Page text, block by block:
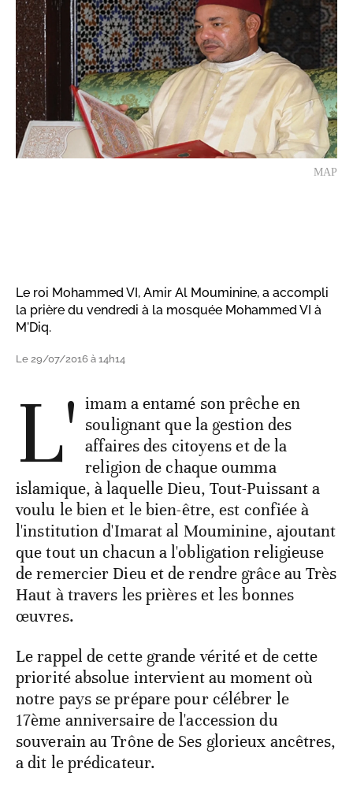
MAP
Le roi Mohammed VI, Amir Al Mouminine, a accompli
la prière du vendredi à la mosquée Mohammed VI à
M'Diq.
Le 29/07/2016 à 14h14
L' imam a entamé son prêche en
soulignant que la gestion des
affaires des citoyens et de la
religion de chaque oumma
islamique, à laquelle Dieu, Tout-Puissant a
voulu le bien et le bien-être, est confiée à
l'institution d'Imarat al Mouminine, ajoutant
que tout un chacun a l'obligation religieuse
de remercier Dieu et de rendre grâce au Très
Haut à travers les prières et les bonnes
œuvres.
Le rappel de cette grande vérité et de cette
priorité absolue intervient au moment où
notre pays se prépare pour célébrer le
17ème anniversaire de l'accession du
souverain au Trône de Ses glorieux ancêtres,
a dit le prédicateur.